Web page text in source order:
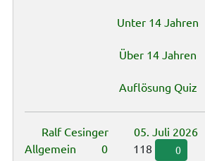
Unter 14 Jahren
Über 14 Jahren
Auflösung Quiz
Ralf Cesinger 05. Juli 2026
Allgemein
0 118 0